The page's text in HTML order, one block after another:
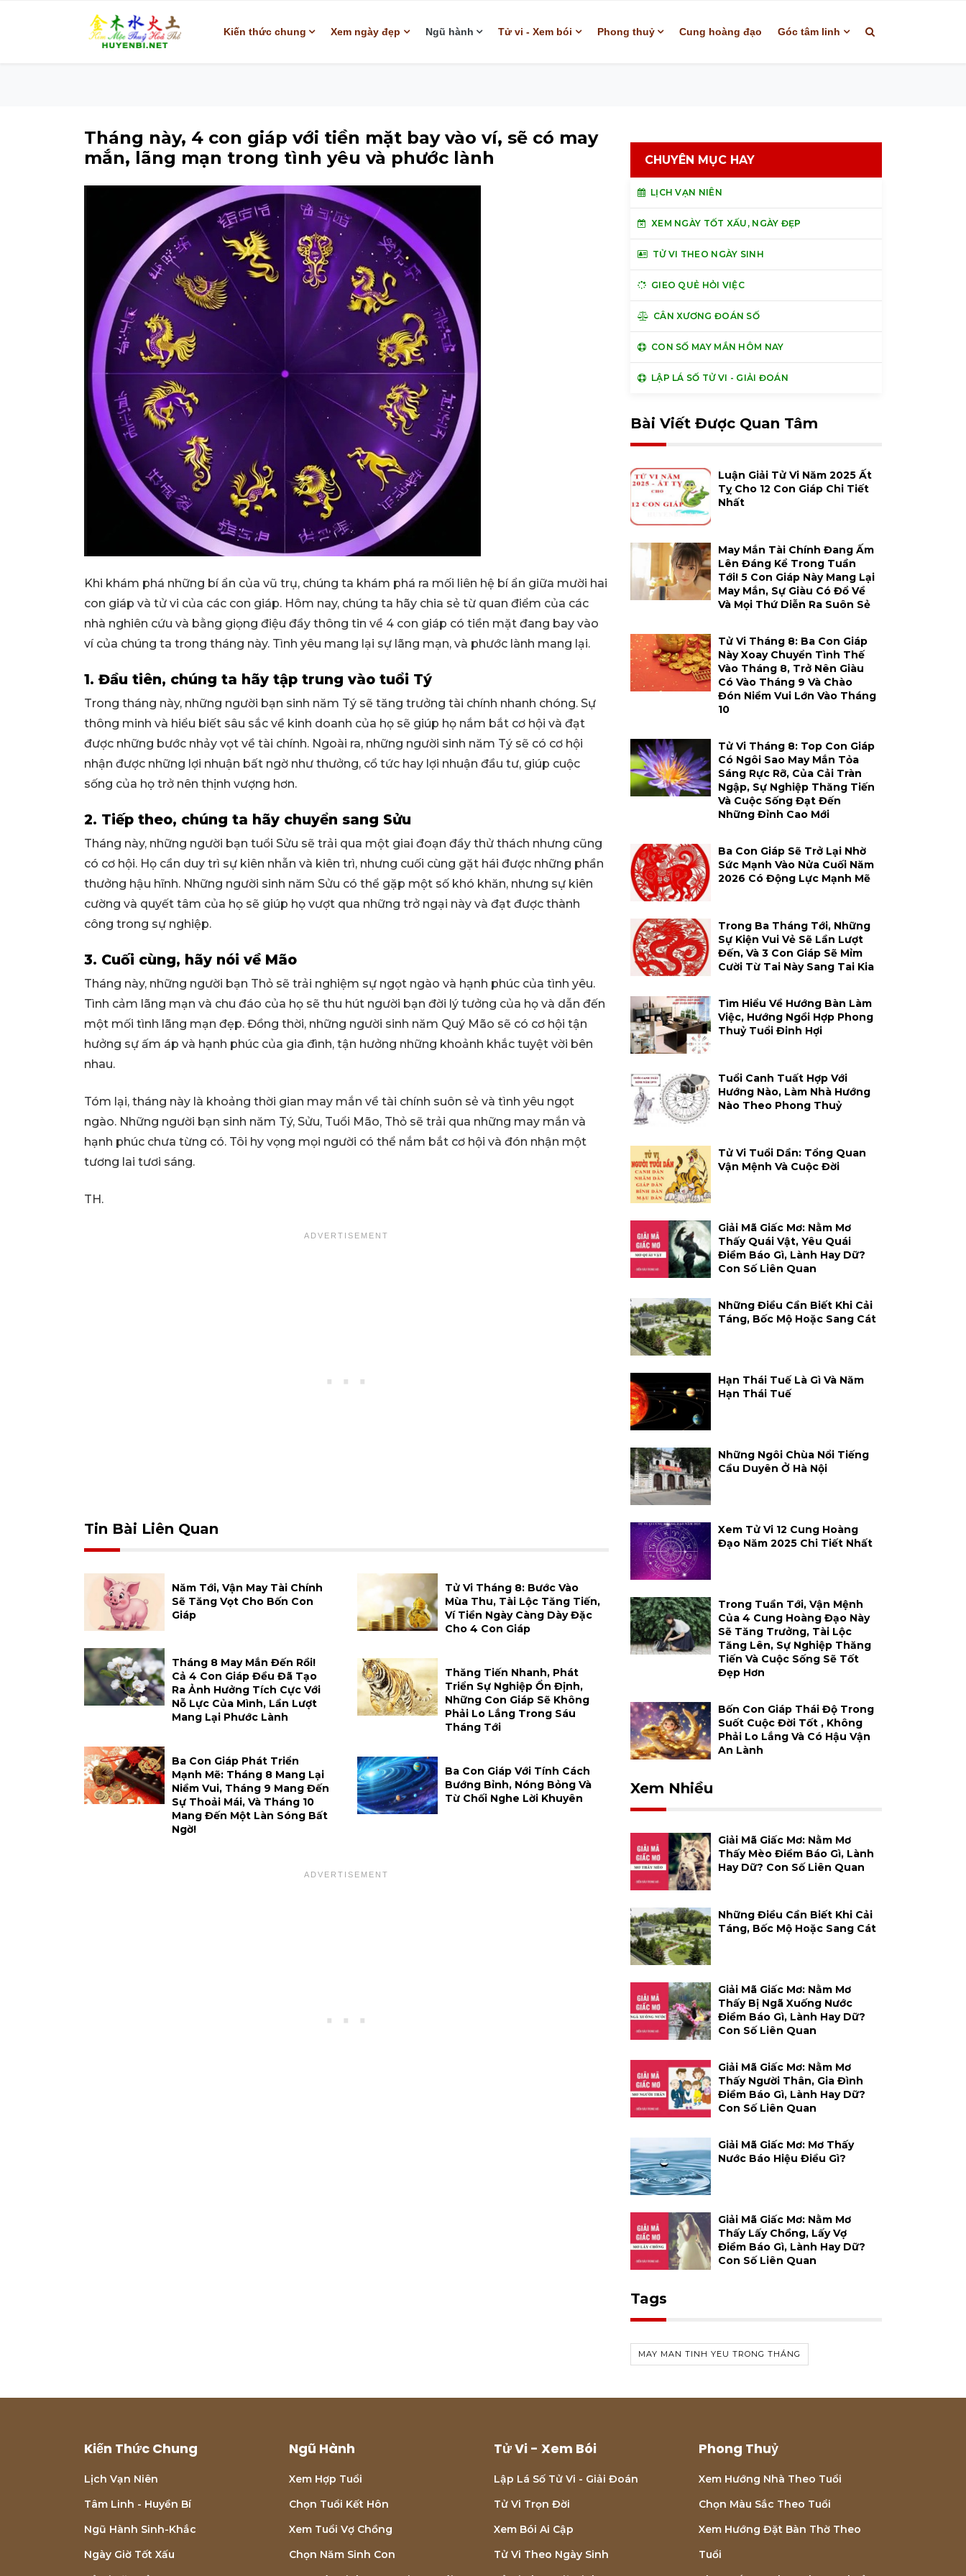
Kiến thức chung Xem ngày đẹp Ngũ hành Tử vi - Xem bói Phong thuỷ Cung hoàng đạo Góc tâm linh
Tháng này, 4 con giáp với tiền mặt bay vào ví, sẽ có may
mắn, lãng mạn trong tình yêu và phước lành
Khi khám phá những bí ẩn của vũ trụ, chúng ta khám phá ra mối liên hệ bí ẩn giữa mười hai
con giáp và tử vi của các con giáp. Hôm nay, chúng ta hãy chia sẻ từ quan điểm của các
nhà nghiên cứu và bằng giọng điệu đầy thông tin về 4 con giáp có tiền mặt đang bay vào
ví của chúng ta trong tháng này. Tình yêu mang lại sự lãng mạn, và phước lành mang lại.
1. Đầu tiên, chúng ta hãy tập trung vào tuổi Tý
Trong tháng này, những người bạn sinh năm Tý sẽ tăng trưởng tài chính nhanh chóng. Sự
thông minh và hiểu biết sâu sắc về kinh doanh của họ sẽ giúp họ nắm bắt cơ hội và đạt
được những bước nhảy vọt về tài chính. Ngoài ra, những người sinh năm Tý sẽ có cơ hội
nhận được những lợi nhuận bất ngờ như thưởng, cổ tức hay lợi nhuận đầu tư, giúp cuộc
sống của họ trở nên thịnh vượng hơn.
2. Tiếp theo, chúng ta hãy chuyển sang Sửu
Tháng này, những người bạn tuổi Sửu sẽ trải qua một giai đoạn đầy thử thách nhưng cũng
có cơ hội. Họ cần duy trì sự kiên nhẫn và kiên trì, nhưng cuối cùng gặt hái được những phần
thưởng hậu hĩnh. Những người sinh năm Sửu có thể gặp một số khó khăn, nhưng sự kiên
cường và quyết tâm của họ sẽ giúp họ vượt qua những trở ngại này và đạt được thành
công trong sự nghiệp.
3. Cuối cùng, hãy nói về Mão
Tháng này, những người bạn Thỏ sẽ trải nghiệm sự ngọt ngào và hạnh phúc của tình yêu.
Tình cảm lãng mạn và chu đáo của họ sẽ thu hút người bạn đời lý tưởng của họ và dẫn đến
một mối tình lãng mạn đẹp. Đồng thời, những người sinh năm Quý Mão sẽ có cơ hội tận
hưởng sự ấm áp và hạnh phúc của gia đình, tận hưởng những khoảnh khắc tuyệt vời bên
nhau.
Tóm lại, tháng này là khoảng thời gian may mắn về tài chính suôn sẻ và tình yêu ngọt
ngào. Những người bạn sinh năm Tý, Sửu, Tuổi Mão, Thỏ sẽ trải qua những may mắn và
hạnh phúc chưa từng có. Tôi hy vọng mọi người có thể nắm bắt cơ hội và đón nhận một
tương lai tươi sáng.
TH.
Tin Bài Liên Quan
Năm Tới, Vận May Tài Chính
Sẽ Tăng Vọt Cho Bốn Con
Giáp
Tháng 8 May Mắn Đến Rồi!
Cả 4 Con Giáp Đều Đã Tạo
Ra Ảnh Hưởng Tích Cực Với
Nỗ Lực Của Mình, Lần Lượt
Mang Lại Phước Lành
Ba Con Giáp Phát Triển
Mạnh Mẽ: Tháng 8 Mang Lại
Niềm Vui, Tháng 9 Mang Đến
Sự Thoải Mái, Và Tháng 10
Mang Đến Một Làn Sóng Bất
Ngờ!
Tử Vi Tháng 8: Bước Vào
Mùa Thu, Tài Lộc Tăng Tiến,
Ví Tiền Ngày Càng Dày Đặc
Cho 4 Con Giáp
Thăng Tiến Nhanh, Phát
Triển Sự Nghiệp Ổn Định,
Những Con Giáp Sẽ Không
Phải Lo Lắng Trong Sáu
Tháng Tới
Ba Con Giáp Với Tính Cách
Bướng Bỉnh, Nóng Bỏng Và
Từ Chối Nghe Lời Khuyên
CHUYÊN MỤC HAY
LỊCH VẠN NIÊN
XEM NGÀY TỐT XẤU, NGÀY ĐẸP
TỬ VI THEO NGÀY SINH
GIEO QUẺ HỎI VIỆC
CÂN XƯƠNG ĐOÁN SỐ
CON SỐ MAY MẮN HÔM NAY
LẬP LÁ SỐ TỬ VI - GIẢI ĐOÁN
Bài Viết Được Quan Tâm
Luận Giải Tử Vi Năm 2025 Ất
Tỵ Cho 12 Con Giáp Chi Tiết
Nhất
May Mắn Tài Chính Đang Ấm
Lên Đáng Kể Trong Tuần
Tới! 5 Con Giáp Này Mang Lại
May Mắn, Sự Giàu Có Đổ Về
Và Mọi Thứ Diễn Ra Suôn Sẻ
Tử Vi Tháng 8: Ba Con Giáp
Này Xoay Chuyển Tình Thế
Vào Tháng 8, Trở Nên Giàu
Có Vào Tháng 9 Và Chào
Đón Niềm Vui Lớn Vào Tháng
10
Tử Vi Tháng 8: Top Con Giáp
Có Ngôi Sao May Mắn Tỏa
Sáng Rực Rỡ, Của Cải Tràn
Ngập, Sự Nghiệp Thăng Tiến
Và Cuộc Sống Đạt Đến
Những Đỉnh Cao Mới
Ba Con Giáp Sẽ Trở Lại Nhờ
Sức Mạnh Vào Nửa Cuối Năm
2026 Có Động Lực Mạnh Mẽ
Trong Ba Tháng Tới, Những
Sự Kiện Vui Vẻ Sẽ Lần Lượt
Đến, Và 3 Con Giáp Sẽ Mỉm
Cười Từ Tai Này Sang Tai Kia
Tìm Hiểu Về Hướng Bàn Làm
Việc, Hướng Ngồi Hợp Phong
Thuỷ Tuổi Đinh Hợi
Tuổi Canh Tuất Hợp Với
Hướng Nào, Làm Nhà Hướng
Nào Theo Phong Thuỷ
Tử Vi Tuổi Dần: Tổng Quan
Vận Mệnh Và Cuộc Đời
Giải Mã Giấc Mơ: Nằm Mơ
Thấy Quái Vật, Yêu Quái
Điềm Báo Gì, Lành Hay Dữ?
Con Số Liên Quan
Những Điều Cần Biết Khi Cải
Táng, Bốc Mộ Hoặc Sang Cát
Hạn Thái Tuế Là Gì Và Năm
Hạn Thái Tuế
Những Ngôi Chùa Nổi Tiếng
Cầu Duyên Ở Hà Nội
Xem Tử Vi 12 Cung Hoàng
Đạo Năm 2025 Chi Tiết Nhất
Trong Tuần Tới, Vận Mệnh
Của 4 Cung Hoàng Đạo Này
Sẽ Tăng Trưởng, Tài Lộc
Tăng Lên, Sự Nghiệp Thăng
Tiến Và Cuộc Sống Sẽ Tốt
Đẹp Hơn
Bốn Con Giáp Thái Độ Trong
Suốt Cuộc Đời Tốt , Không
Phải Lo Lắng Và Có Hậu Vận
An Lành
Xem Nhiều
Giải Mã Giấc Mơ: Nằm Mơ
Thấy Mèo Điềm Báo Gì, Lành
Hay Dữ? Con Số Liên Quan
Những Điều Cần Biết Khi Cải
Táng, Bốc Mộ Hoặc Sang Cát
Giải Mã Giấc Mơ: Nằm Mơ
Thấy Bị Ngã Xuống Nước
Điềm Báo Gì, Lành Hay Dữ?
Con Số Liên Quan
Giải Mã Giấc Mơ: Nằm Mơ
Thấy Người Thân, Gia Đình
Điềm Báo Gì, Lành Hay Dữ?
Con Số Liên Quan
Giải Mã Giấc Mơ: Mơ Thấy
Nước Báo Hiệu Điều Gì?
Giải Mã Giấc Mơ: Nằm Mơ
Thấy Lấy Chồng, Lấy Vợ
Điềm Báo Gì, Lành Hay Dữ?
Con Số Liên Quan
Tags
MAY MAN TINH YEU TRONG THÁNG
Kiến Thức Chung
Lịch Vạn Niên
Tâm Linh - Huyền Bí
Ngũ Hành Sinh-Khắc
Ngày Giờ Tốt Xấu
Ngũ Hành
Xem Hợp Tuổi
Chọn Tuổi Kết Hôn
Xem Tuổi Vợ Chồng
Chọn Năm Sinh Con
Tử Vi - Xem Bói
Lập Lá Số Tử Vi - Giải Đoán
Tử Vi Trọn Đời
Xem Bói Ai Cập
Tử Vi Theo Ngày Sinh
Phong Thuỷ
Xem Hướng Nhà Theo Tuổi
Chọn Màu Sắc Theo Tuổi
Xem Hướng Đặt Bàn Thờ Theo
Tuổi